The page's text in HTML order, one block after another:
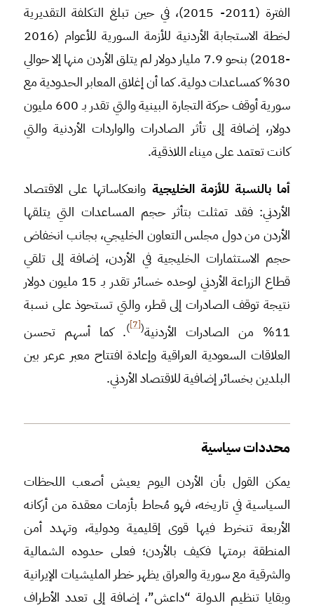
الفترة (2011- 2015)، في حين تبلغ التكلفة التقديرية
لخطة الاستجابة الأردنية للأزمة السورية للأعوام (2016
-2018) بنحو 7.9 مليار دولار لم يتلق الأردن منها إلا حوالي
30% كمساعدات دولية. كما أن إغلاق المعابر الحدودية مع
سورية أوقف حركة التجارة البينية والتي تقدر بـ 600 مليون
دولار، إضافة إلى تأثر الصادرات والواردات الأردنية والتي
كانت تعتمد على ميناء اللاذقية.
أما بالنسبة للأزمة الخليجية وانعكاساتها على الاقتصاد
الأردني: فقد تمثلت بتأثر حجم المساعدات التي يتلقها
الأردن من دول مجلس التعاون الخليجي، بجانب انخفاض
حجم الاستثمارات الخليجية في الأردن، إضافة إلى تلقي
قطاع الزراعة الأردني لوحده خسائر تقدر بـ 15 مليون دولار
نتيجة توقف الصادرات إلى قطر، والتي تستحوذ على نسبة
11% من الصادرات الأردنية
(
[7]
). كما أسهم تحسن
العلاقات السعودية العراقية وإعادة افتتاح معبر عرعر بين
البلدين بخسائر إضافية للاقتصاد الأردني.
محددات سياسية
يمكن القول بأن الأردن اليوم يعيش أصعب اللحظات
السياسية في تاريخه، فهو مُحاط بأزمات معقدة من أركانه
الأربعة تنخرط فيها قوى إقليمية ودولية، وتهدد أمن
المنطقة برمتها فكيف بالأردن؛ فعلى حدوده الشمالية
والشرقية مع سورية والعراق يظهر خطر المليشيات الإيرانية
وبقايا تنظيم الدولة “داعش”، إضافة إلى تعدد الأطراف